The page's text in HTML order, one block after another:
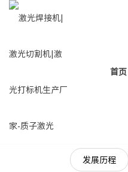
首页
激光
公司简介
发展历程